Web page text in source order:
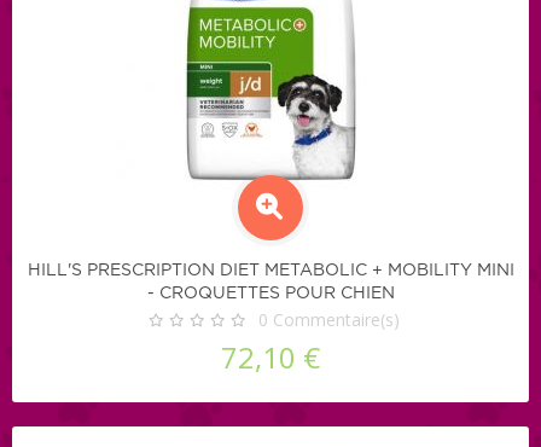
HILL'S PRESCRIPTION DIET METABOLIC + MOBILITY MINI
- CROQUETTES POUR CHIEN
0 Commentaire(s)
72,10 €